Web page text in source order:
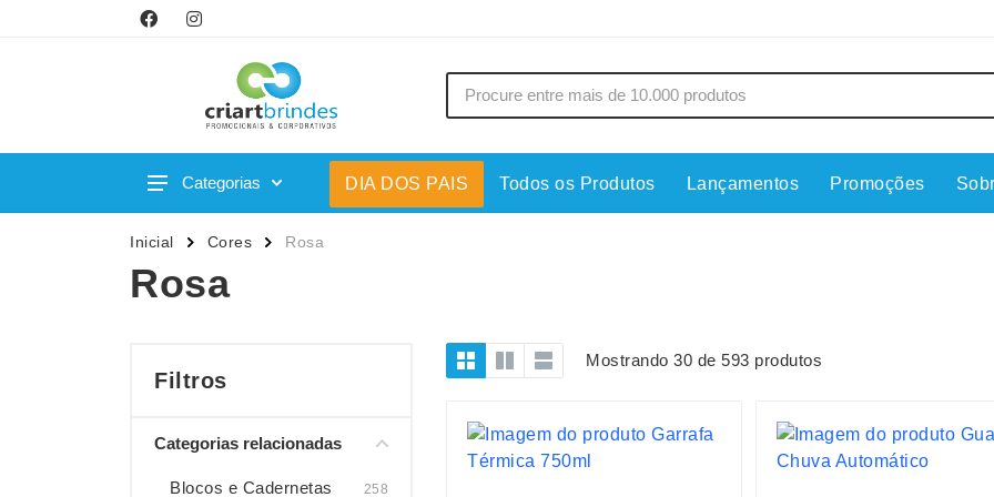
Categorias
Acessórios p/ Celular
Bar e Bebidas
Bolsas Térmicas
Brinquedos
Caixas de Som
Casa
Chapéus
Conjuntos Executivos
Esporte e Jogos
Kit Queijo
DIA DOS PAIS Todos os Produtos Lançamentos Promoções
Inicial Cores Rosa
Rosa
Filtros
Categorias relacionadas
Blocos e Cadernetas 258
Mostrando 30 de 593 produtos